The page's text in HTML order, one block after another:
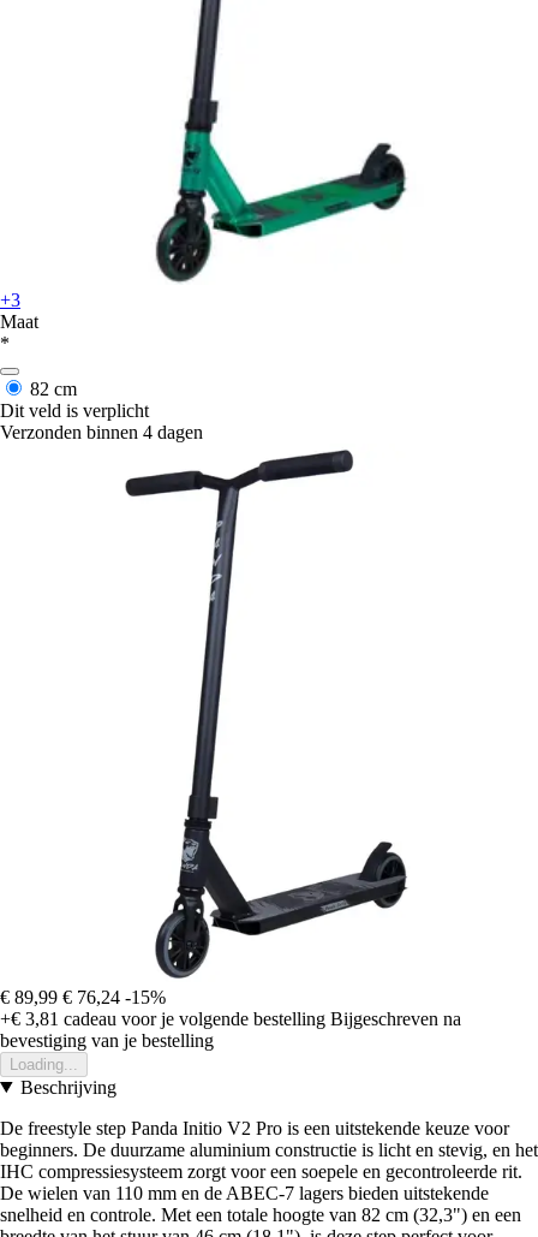
+3
Maat
*
82 cm
Dit veld is verplicht
Verzonden binnen 4 dagen
€ 89,99 € 76,24 -15%
+€ 3,81 cadeau voor je volgende bestelling Bijgeschreven na
bevestiging van je bestelling
Loading...
Beschrijving
De freestyle step Panda Initio V2 Pro is een uitstekende keuze voor
beginners. De duurzame aluminium constructie is licht en stevig, en het
IHC compressiesysteem zorgt voor een soepele en gecontroleerde rit.
De wielen van 110 mm en de ABEC-7 lagers bieden uitstekende
snelheid en controle. Met een totale hoogte van 82 cm (32,3") en een